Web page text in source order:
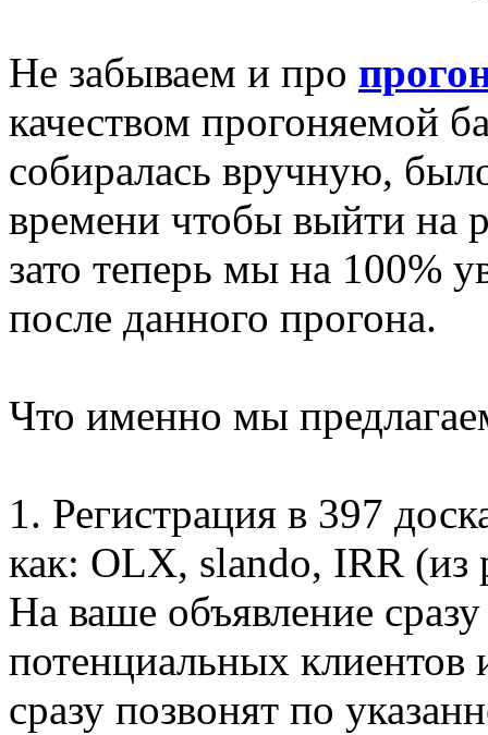
Не забываем и про
качеством прогоняемой
собиралась вручную,
времени чтобы выйти на
зато теперь мы на 100%
после данного прогона.
Что именно мы
1. Регистрация в 397
как: OLX, slando, IRR (из
На ваше объявление
потенциальных клиентов
сразу позвонят по